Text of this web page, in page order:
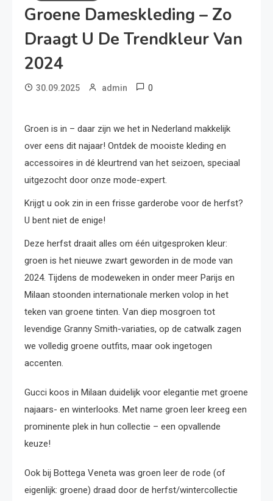
Groene Dameskleding – Zo
Draagt U De Trendkleur Van
2024
30.09.2025 admin 0
Groen is in – daar zijn we het in Nederland makkelijk
over eens dit najaar! Ontdek de mooiste kleding en
accessoires in dé kleurtrend van het seizoen, speciaal
uitgezocht door onze mode-expert.
Krijgt u ook zin in een frisse garderobe voor de herfst?
U bent niet de enige!
Deze herfst draait alles om één uitgesproken kleur:
groen is het nieuwe zwart geworden in de mode van
2024. Tijdens de modeweken in onder meer Parijs en
Milaan stoonden internationale merken volop in het
teken van groene tinten. Van diep mosgroen tot
levendige Granny Smith-variaties, op de catwalk zagen
we volledig groene outfits, maar ook ingetogen
accenten.
Gucci koos in Milaan duidelijk voor elegantie met groene
najaars- en winterlooks. Met name groen leer kreeg een
prominente plek in hun collectie – een opvallende
keuze!
Ook bij Bottega Veneta was groen leer de rode (of
eigenlijk: groene) draad door de herfst/wintercollectie